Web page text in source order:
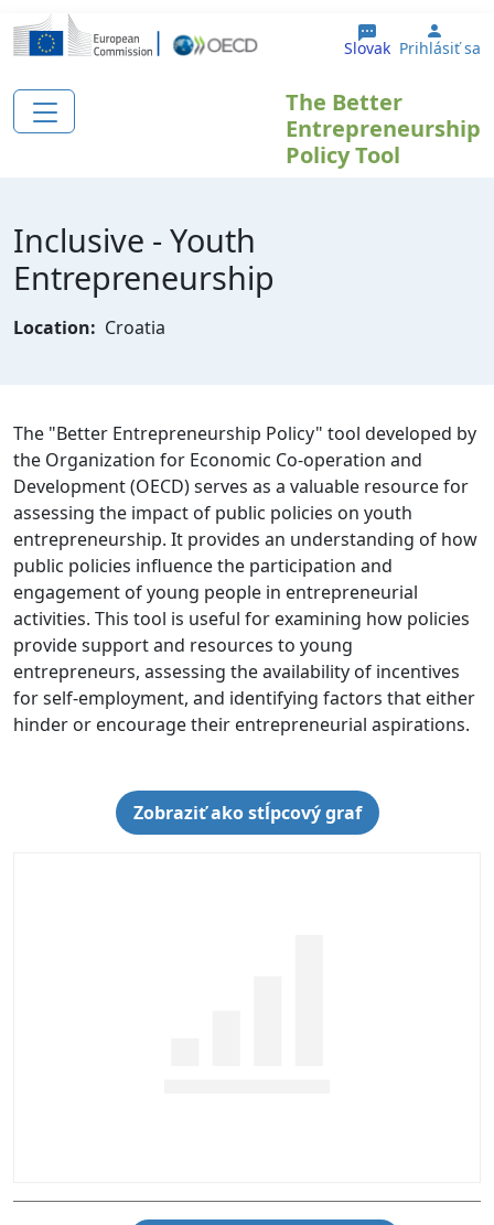
Skočiť na hlavný obsah
Slovak User
Prihlásiť sa
The Better
Entrepreneurship
Policy Tool
Inclusive - Youth
Entrepreneurship
Location: Croatia
The "Better Entrepreneurship Policy" tool developed by
the Organization for Economic Co-operation and
Development (OECD) serves as a valuable resource for
assessing the impact of public policies on youth
entrepreneurship. It provides an understanding of how
public policies influence the participation and
engagement of young people in entrepreneurial
activities. This tool is useful for examining how policies
provide support and resources to young
entrepreneurs, assessing the availability of incentives
for self-employment, and identifying factors that either
hinder or encourage their entrepreneurial aspirations.
Zobraziť ako stĺpcový graf